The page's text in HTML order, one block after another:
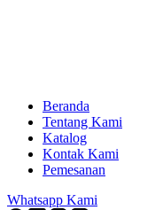
Beranda
Tentang Kami
Katalog
Kontak Kami
Pemesanan
Whatsapp Kami